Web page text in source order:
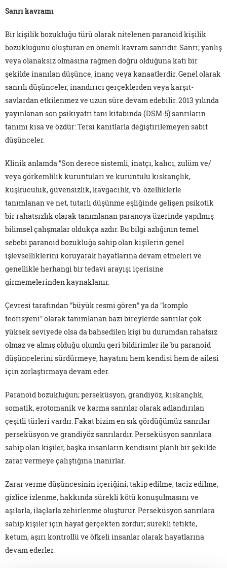
Sanrı kavramı
Bir kişilik bozukluğu türü olarak nitelenen paranoid kişilik
bozukluğunu oluşturan en önemli kavram sanrıdır. Sanrı; yanlış
veya olanaksız olmasına rağmen doğru olduğuna kati bir
şekilde inanılan düşünce, inanç veya kanaatlerdir. Genel olarak
sanrılı düşünceler, inandırıcı gerçeklerden veya karşıt-
savlardan etkilenmez ve uzun süre devam edebilir. 2013 yılında
yayınlanan son psikiyatri tanı kitabında (DSM-5) sanrıların
tanımı kısa ve özdür: Tersi kanıtlarla değiştirilemeyen sabit
düşünceler.
Klinik anlamda "Son derece sistemli, inatçı, kalıcı, zulüm ve/
veya görkemlilik kuruntuları ve kuruntulu kıskançlık,
kuşkuculuk, güvensizlik, kavgacılık, vb. özelliklerle
tanımlanan ve net, tutarlı düşünme eşliğinde gelişen psikotik
bir rahatsızlık olarak tanımlanan paranoya üzerinde yapılmış
bilimsel çalışmalar oldukça azdır. Bu bilgi azlığının temel
sebebi paranoid bozukluğa sahip olan kişilerin genel
işlevselliklerini koruyarak hayatlarına devam etmeleri ve
genellikle herhangi bir tedavi arayışı içerisine
girmemelerinden kaynaklanır.
Çevresi tarafından "büyük resmi gören" ya da "komplo
teorisyeni" olarak tanımlanan bazı bireylerde sanrılar çok
yüksek seviyede olsa da bahsedilen kişi bu durumdan rahatsız
olmaz ve almış olduğu olumlu geri bildirimler ile bu paranoid
düşüncelerini sürdürmeye, hayatını hem kendisi hem de ailesi
için zorlaştırmaya devam eder.
Paranoid bozukluğun; perseküsyon, grandiyöz, kıskançlık,
somatik, erotomanik ve karma sanrılar olarak adlandırılan
çeşitli türleri vardır. Fakat bizim en sık gördüğümüz sanrılar
perseküsyon ve grandiyöz sanrılardır. Perseküsyon sanrılara
sahip olan kişiler, başka insanların kendisini planlı bir şekilde
zarar vermeye çalıştığına inanırlar.
Zarar verme düşüncesinin içeriğini; takip edilme, taciz edilme,
gizlice izlenme, hakkında sürekli kötü konuşulmasını ve
aşılarla, ilaçlarla zehirlenme oluşturur. Perseküsyon sanrılara
sahip kişiler için hayat gerçekten zordur; sürekli tetikte,
ketum, aşırı kontrollü ve öfkeli insanlar olarak hayatlarına
devam ederler.